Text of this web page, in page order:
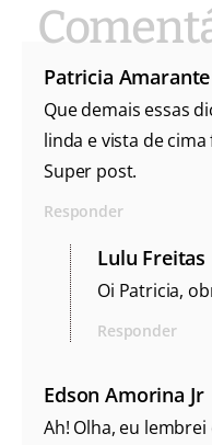
Patricia Amarante
Que demais essas
linda e vista de
Super post.
Responder
Lulu Freitas
Oi Patricia,
Responder
Edson Amorina Jr
Ah! Olha, eu